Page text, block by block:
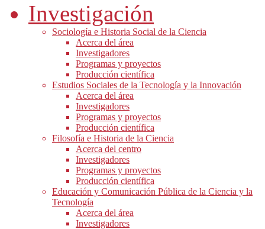
Investigación
Sociología e Historia Social de la Ciencia
Acerca del área
Investigadores
Programas y proyectos
Producción científica
Estudios Sociales de la Tecnología y la Innovación
Acerca del área
Investigadores
Programas y proyectos
Producción científica
Filosofía e Historia de la Ciencia
Acerca del centro
Investigadores
Programas y proyectos
Producción científica
Educación y Comunicación Pública de la Ciencia y la
Tecnología
Acerca del área
Investigadores